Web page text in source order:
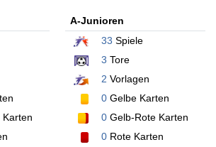
Karten
A-Junioren
33 Spiele
3 Tore
2 Vorlagen
0Gelbe Karten
0Gelb-Rote Karten
0Rote Karten